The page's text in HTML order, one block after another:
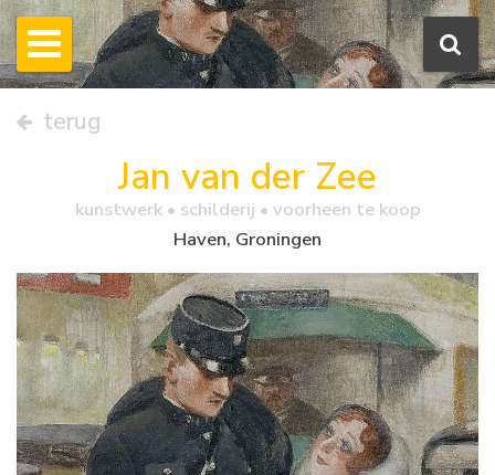
terug
Jan van der Zee
kunstwerk • schilderij • voorheen te koop
Haven, Groningen